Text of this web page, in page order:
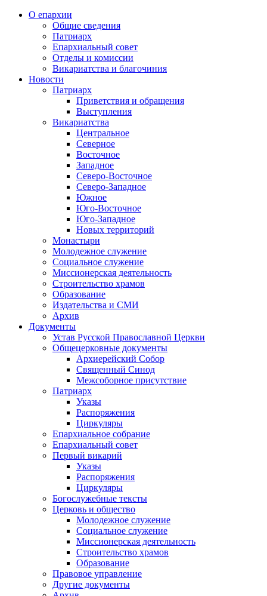
О епархии
Общие сведения
Патриарх
Епархиальный совет
Отделы и комиссии
Викариатства и благочиния
Новости
Патриарх
Приветствия и обращения
Выступления
Викариатства
Центральное
Северное
Восточное
Западное
Северо-Восточное
Северо-Западное
Южное
Юго-Восточное
Юго-Западное
Новых территорий
Монастыри
Молодежное служение
Социальное служение
Миссионерская деятельность
Строительство храмов
Образование
Издательства и СМИ
Архив
Документы
Устав Русской Православной Церкви
Общецерковные документы
Архиерейский Собор
Священный Синод
Межсоборное присутствие
Патриарх
Указы
Распоряжения
Циркуляры
Епархиальное собрание
Епархиальный совет
Первый викарий
Указы
Распоряжения
Циркуляры
Богослужебные тексты
Церковь и общество
Молодежное служение
Социальное служение
Миссионерская деятельность
Строительство храмов
Образование
Правовое управление
Другие документы